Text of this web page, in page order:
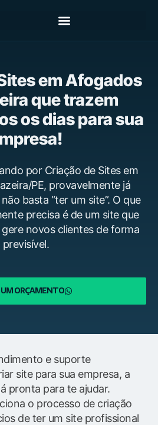
em Afogados
que trazem
os dias para sua
por Criação de Sites em
PE, provavelmente já
basta “ter um site”. O que
precisa é de um site que
novos clientes de forma
previsível.
UM ORÇAMENTO
e suporte
site para sua empresa, a
pronta para te ajudar.
o processo de criação
de ter um site profissional